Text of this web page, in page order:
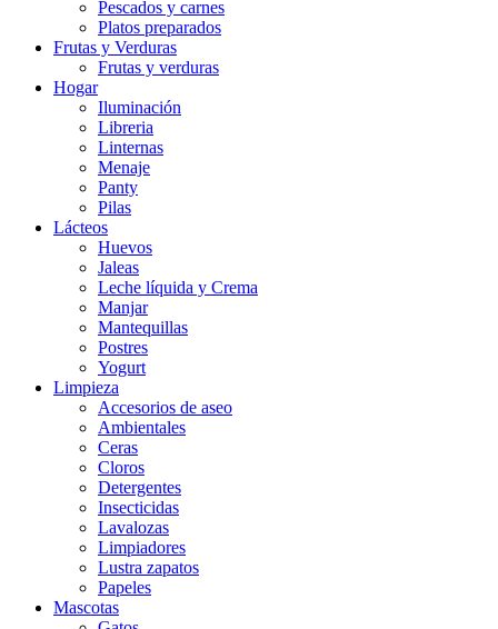
Pescados y carnes
Platos preparados
Frutas y Verduras
Frutas y verduras
Hogar
Iluminación
Libreria
Linternas
Menaje
Panty
Pilas
Lácteos
Huevos
Jaleas
Leche líquida y Crema
Manjar
Mantequillas
Postres
Yogurt
Limpieza
Accesorios de aseo
Ambientales
Ceras
Cloros
Detergentes
Insecticidas
Lavalozas
Limpiadores
Lustra zapatos
Papeles
Mascotas